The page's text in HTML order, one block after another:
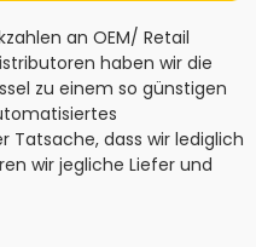
an OEM/ Retail
haben wir die
zu einem so günstigen
dass wir lediglich
wir jegliche Liefer und